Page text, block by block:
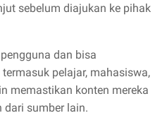
sebelum diajukan ke pihak
dan bisa
pelajar, mahasiswa,
memastikan konten mereka
sumber lain.